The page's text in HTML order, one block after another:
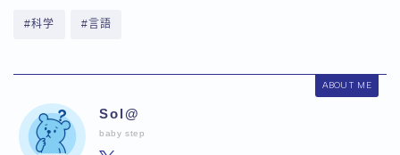
#科学 #言語
ABOUT ME
Sol@
baby step